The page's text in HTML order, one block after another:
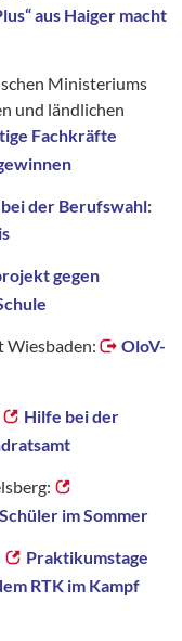
aus Haiger macht
Ministeriums
und ländlichen
Fachkräfte
der Berufswahl:
gegen
Wiesbaden:
OloV-
Hilfe bei der
im Sommer
Praktikumstage
RTK im Kampf